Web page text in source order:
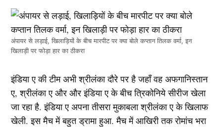
अंपायर से लड़ाई, खिलाड़ियों के बीच मारपीट पर क्या बोले कप्तान तिलक वर्मा, इन
खिलाड़ी पर फोड़ा हार का ठीकरा
इंडिया ए की टीम अभी श्रीलंका दौरे पर है जहाँ वह अफगानिस्तान
ए, श्रीलंका ए और और इंडिया ए के बीच त्रिकोनिये सीरीज खेला
जा रहा है. इंडिया ए अपना तीसरा मुकाबला श्रीलंका ए के खिलाफ
खेली. इस मैच में बहुत ड्रामा हुआ. मैच में आखिरी तक रोमांच भरा